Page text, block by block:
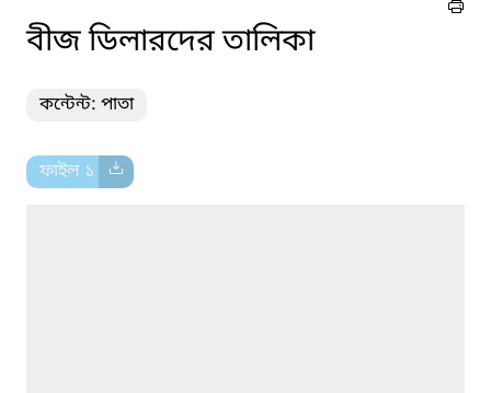
বীজ ডিলারদের তালিকা
কন্টেন্ট: পাতা
ফাইল ১